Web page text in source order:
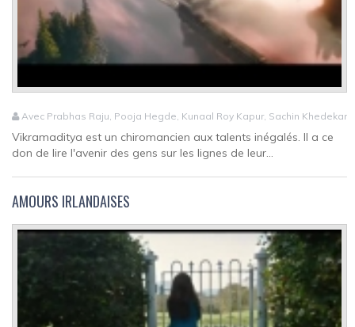
Avec Prabhas Raju, Pooja Hegde, Kunaal Roy Kapur, Sachin Khedekar
Vikramaditya est un chiromancien aux talents inégalés. Il a ce
don de lire l'avenir des gens sur les lignes de leur...
AMOURS IRLANDAISES